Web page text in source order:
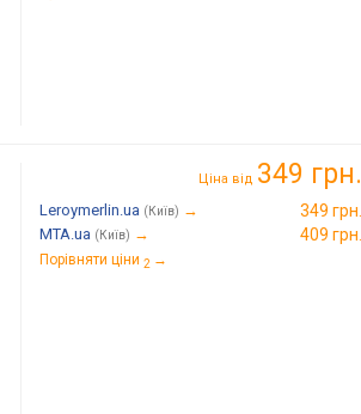
Ціна від 349 грн.
Leroymerlin.ua (Київ) → 349 грн.
MTA.ua (Київ) → 409 грн.
Порівняти ціни 2 →